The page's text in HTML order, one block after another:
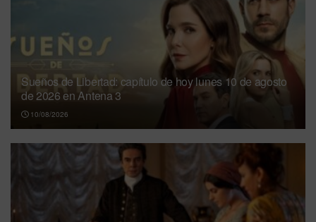
Sueños de Libertad: capítulo de hoy lunes 10 de agosto
de 2026 en Antena 3
10/08/2026